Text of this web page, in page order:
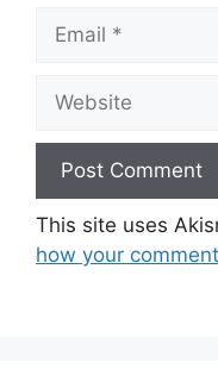
Email
Website
This site uses
how your